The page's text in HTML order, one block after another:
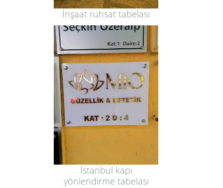
İnşaat ruhsat tabelası
İstanbul kapı
yönlendirme tabelası